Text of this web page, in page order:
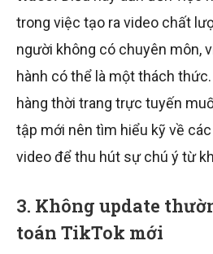
trong việc tạo ra video chất
người không có chuyên môn,
hành có thể là một thách
hàng thời trang trực tuyến
tập mới nên tìm hiểu kỹ về
video để thu hút sự chú ý từ
3. Không update
toán TikTok mới